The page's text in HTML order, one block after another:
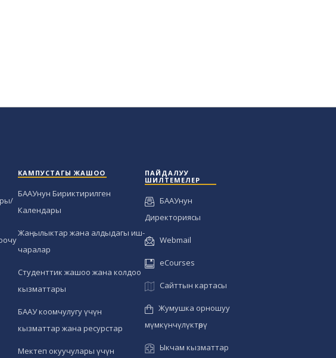
КАМПУСТАГЫ ЖАШОО
БААУнун Бириктирилген
Календары
Жаңылыктар жана алдыдагы иш-
чаралар
Студенттик жашоо жана колдоо
кызматтары
БААУ коомчулугу үчүн
кызматтар жана ресурстар
Мектеп окуучулары үчүн
ПАЙДАЛУУ
ШИЛТЕМЕЛЕР
БААУнун
Директориясы
Webmail
eCourses
Сайттын картасы
Жумушка орношуу
мүмкүнчүлүктөрү
Ыкчам кызматтар